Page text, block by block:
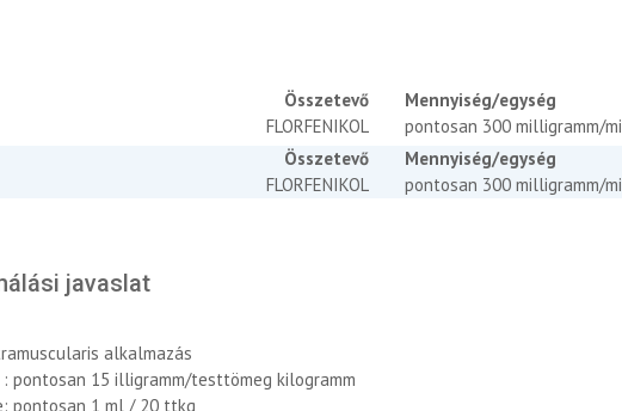
Összetevő
Mennyiség/egység
FLORFENIKOL
pontosan 300 milligramm/
Összetevő
Mennyiség/egység
FLORFENIKOL
pontosan 300 milligramm/
javaslat
alkalmazás
pontosan 15 illigramm/testtömeg kilogramm
pontosan 1 ml / 20 ttkg